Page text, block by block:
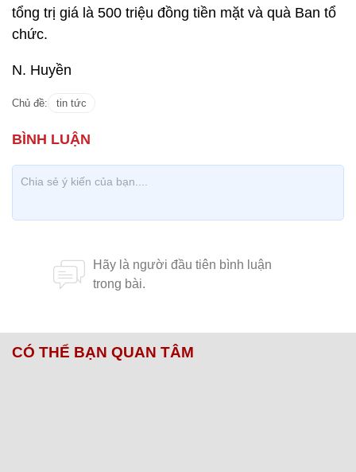
tổng trị giá là 500 triệu đồng tiền mặt và quà Ban tổ
chức.
N. Huyền
Chủ đề: tin tức
CÓ THỂ BẠN QUAN TÂM